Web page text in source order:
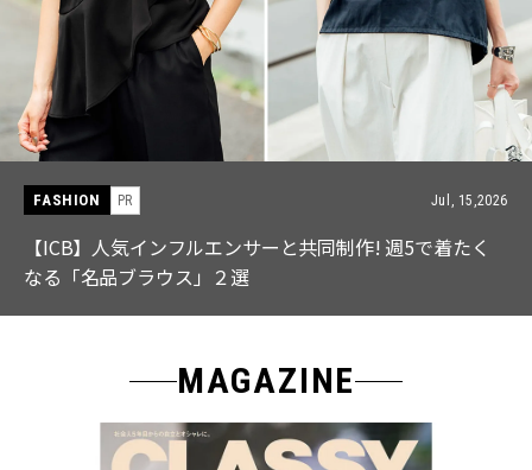
FASHION PR Jul, 15,2026
【ICB】人気インフルエンサーと共同制作! 週5で着たく
なる「名品ブラウス」２選
MAGAZINE